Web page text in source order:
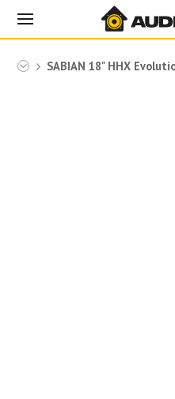
SABIAN 18" HHX